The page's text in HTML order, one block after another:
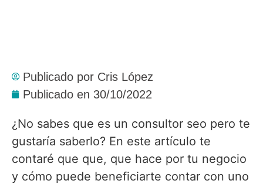
Publicado por Cris López
Publicado en 30/10/2022
¿No sabes que es un consultor seo pero te
gustaría saberlo? En este artículo te
contaré que que, que hace por tu negocio
y cómo puede beneficiarte contar con uno